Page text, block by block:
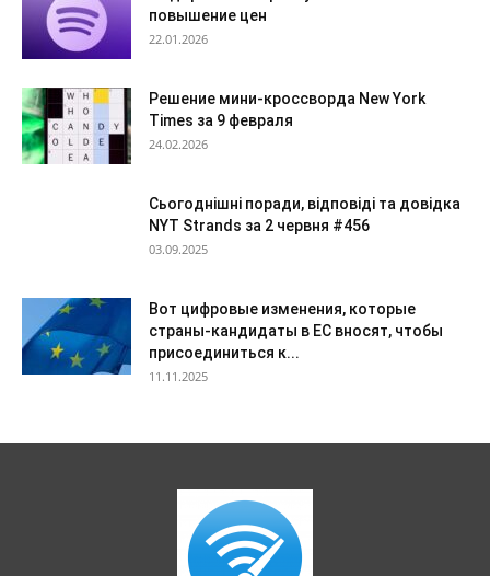
повышение цен
22.01.2026
Решение мини-кроссворда New York
Times за 9 февраля
24.02.2026
Сьогоднішні поради, відповіді та довідка
NYT Strands за 2 червня #456
03.09.2025
Вот цифровые изменения, которые
страны-кандидаты в ЕС вносят, чтобы
присоединиться к...
11.11.2025